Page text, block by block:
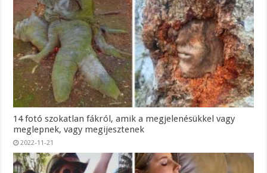
14 fotó szokatlan fákról, amik a megjelenésükkel vagy
meglepnek, vagy megijesztenek
2022-11-21